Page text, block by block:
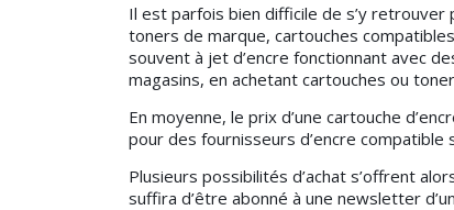
Il est parfois bien difficile de s’y
toners de marque, cartouches
souvent à jet d’encre fonctionnant avec
magasins, en achetant cartouches ou
En moyenne, le prix d’une cartouche
pour des fournisseurs d’encre compatible
Plusieurs possibilités d’achat s’offrent
suffira d’être abonné à une newsletter